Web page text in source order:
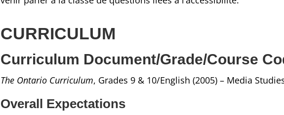
CURRICULUM
Curriculum Document/Grade/Course
The Ontario Curriculum, Grades 9 & 10/English (2005) – Media
Overall Expectations